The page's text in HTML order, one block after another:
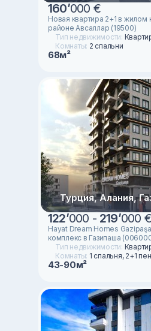
160’000 €
Новая квартира 2+1 в жилом
районе Авсаллар (19500)
Тип недвижимости:
Комнаты: 2 спальни
68м²
Турция, Алания,
122’000 - 219’000 €
Hayat Dream Homes
комплекс в Газипаша
Тип недвижимости:
Комнаты: 1 спальня, 2+1
43-90м²